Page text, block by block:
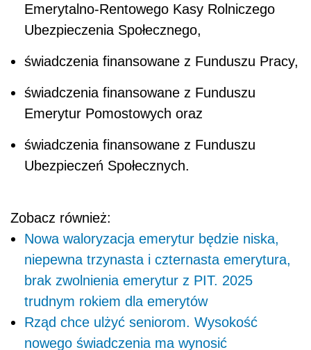
Emerytalno-Rentowego Kasy Rolniczego
Ubezpieczenia Społecznego,
świadczenia finansowane z Funduszu Pracy,
świadczenia finansowane z Funduszu
Emerytur Pomostowych oraz
świadczenia finansowane z Funduszu
Ubezpieczeń Społecznych.
Zobacz również:
Nowa waloryzacja emerytur będzie niska,
niepewna trzynasta i czternasta emerytura,
brak zwolnienia emerytur z PIT. 2025
trudnym rokiem dla emerytów
Rząd chce ulżyć seniorom. Wysokość
nowego świadczenia ma wynosić